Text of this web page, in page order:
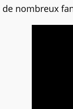
de nombreux